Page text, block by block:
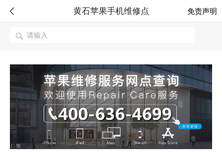
 黄石苹果手机维修点 免责声明
